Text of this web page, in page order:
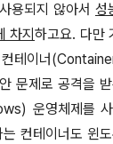
용되지 않아서 성
차지 하고요. 다만
테이너
문제 로 공격을
운영체제를
컨테이너도 윈